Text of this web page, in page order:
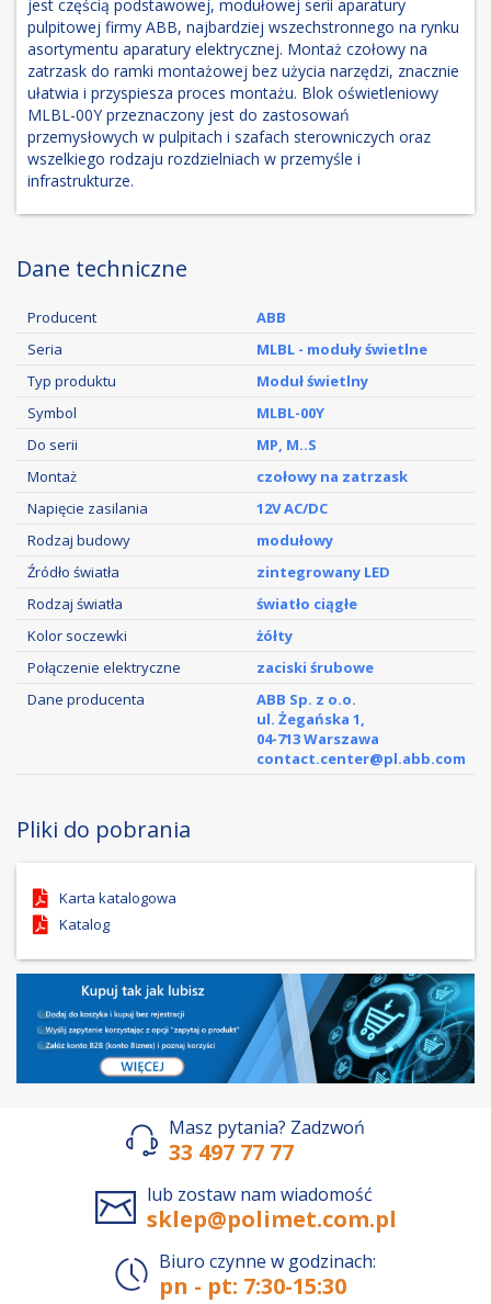
jest częścią podstawowej, modułowej serii aparatury
pulpitowej firmy ABB, najbardziej wszechstronnego na rynku
asortymentu aparatury elektrycznej. Montaż czołowy na
zatrzask do ramki montażowej bez użycia narzędzi, znacznie
ułatwia i przyspiesza proces montażu. Blok oświetleniowy
MLBL-00Y przeznaczony jest do zastosowań
przemysłowych w pulpitach i szafach sterowniczych oraz
wszelkiego rodzaju rozdzielniach w przemyśle i
infrastrukturze.
Dane techniczne
Producent
ABB
Seria
MLBL - moduły świetlne
Typ produktu
Moduł świetlny
Symbol
MLBL-00Y
Do serii
MP, M..S
Montaż
czołowy na zatrzask
Napięcie zasilania
12V AC/DC
Rodzaj budowy
modułowy
Źródło światła
zintegrowany LED
Rodzaj światła
światło ciągłe
Kolor soczewki
żółty
Połączenie elektryczne
zaciski śrubowe
Dane producenta
ABB Sp. z o.o.
ul. Żegańska 1,
04-713 Warszawa
contact.center@pl.abb.com
Pliki do pobrania
Karta katalogowa
Katalog
Masz pytania? Zadzwoń
33 497 77 77
lub zostaw nam wiadomość
sklep@polimet.com.pl
Biuro czynne w godzinach:
pn - pt: 7:30-15:30